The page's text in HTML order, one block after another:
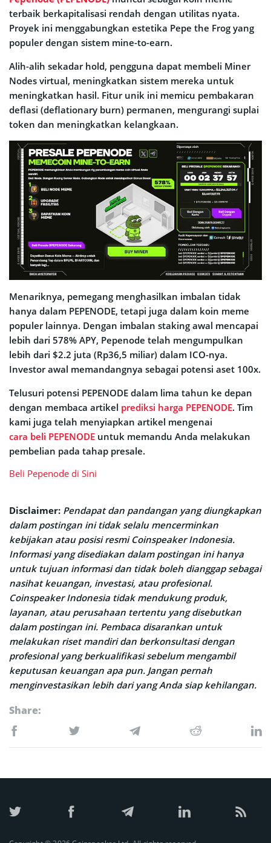
terbaik berkapitalisasi rendah dengan utilitas nyata.
Proyek ini menggabungkan estetika Pepe the Frog yang
populer dengan sistem mine-to-earn.
Alih-alih sekadar hold, pengguna dapat membeli Miner
Nodes virtual, meningkatkan sistem mereka untuk
meningkatkan hasil. Fitur unik ini memicu pembakaran
deflasi (deflationary burn) permanen, mengurangi suplai
token dan meningkatkan kelangkaan.
Menariknya, pemegang menghasilkan imbalan tidak
hanya dalam PEPENODE, tetapi juga dalam koin meme
populer lainnya. Dengan imbalan staking awal mencapai
lebih dari 578% APY, Pepenode telah mengumpulkan
lebih dari $2.2 juta (Rp36,5 miliar) dalam ICO-nya.
Investor awal memandangnya sebagai potensi aset 100x.
Telusuri potensi PEPENODE dalam lima tahun ke depan
dengan membaca artikel prediksi harga PEPENODE. Tim
kami juga telah menyiapkan artikel mengenai
cara beli PEPENODE untuk memandu Anda melakukan
pembelian pada tahap presale.
Beli Pepenode di Sini
Disclaimer: Pendapat dan pandangan yang diungkapkan
dalam postingan ini tidak selalu mencerminkan
kebijakan atau posisi resmi Coinspeaker Indonesia.
Informasi yang disediakan dalam postingan ini hanya
untuk tujuan informasi dan tidak boleh dianggap sebagai
nasihat keuangan, investasi, atau profesional.
Coinspeaker Indonesia tidak mendukung produk,
layanan, atau perusahaan tertentu yang disebutkan
dalam postingan ini. Pembaca disarankan untuk
melakukan riset mandiri dan berkonsultasi dengan
profesional yang berkualifikasi sebelum mengambil
keputusan keuangan apa pun. Jangan pernah
menginvestasikan lebih dari yang Anda siap kehilangan.
Share: